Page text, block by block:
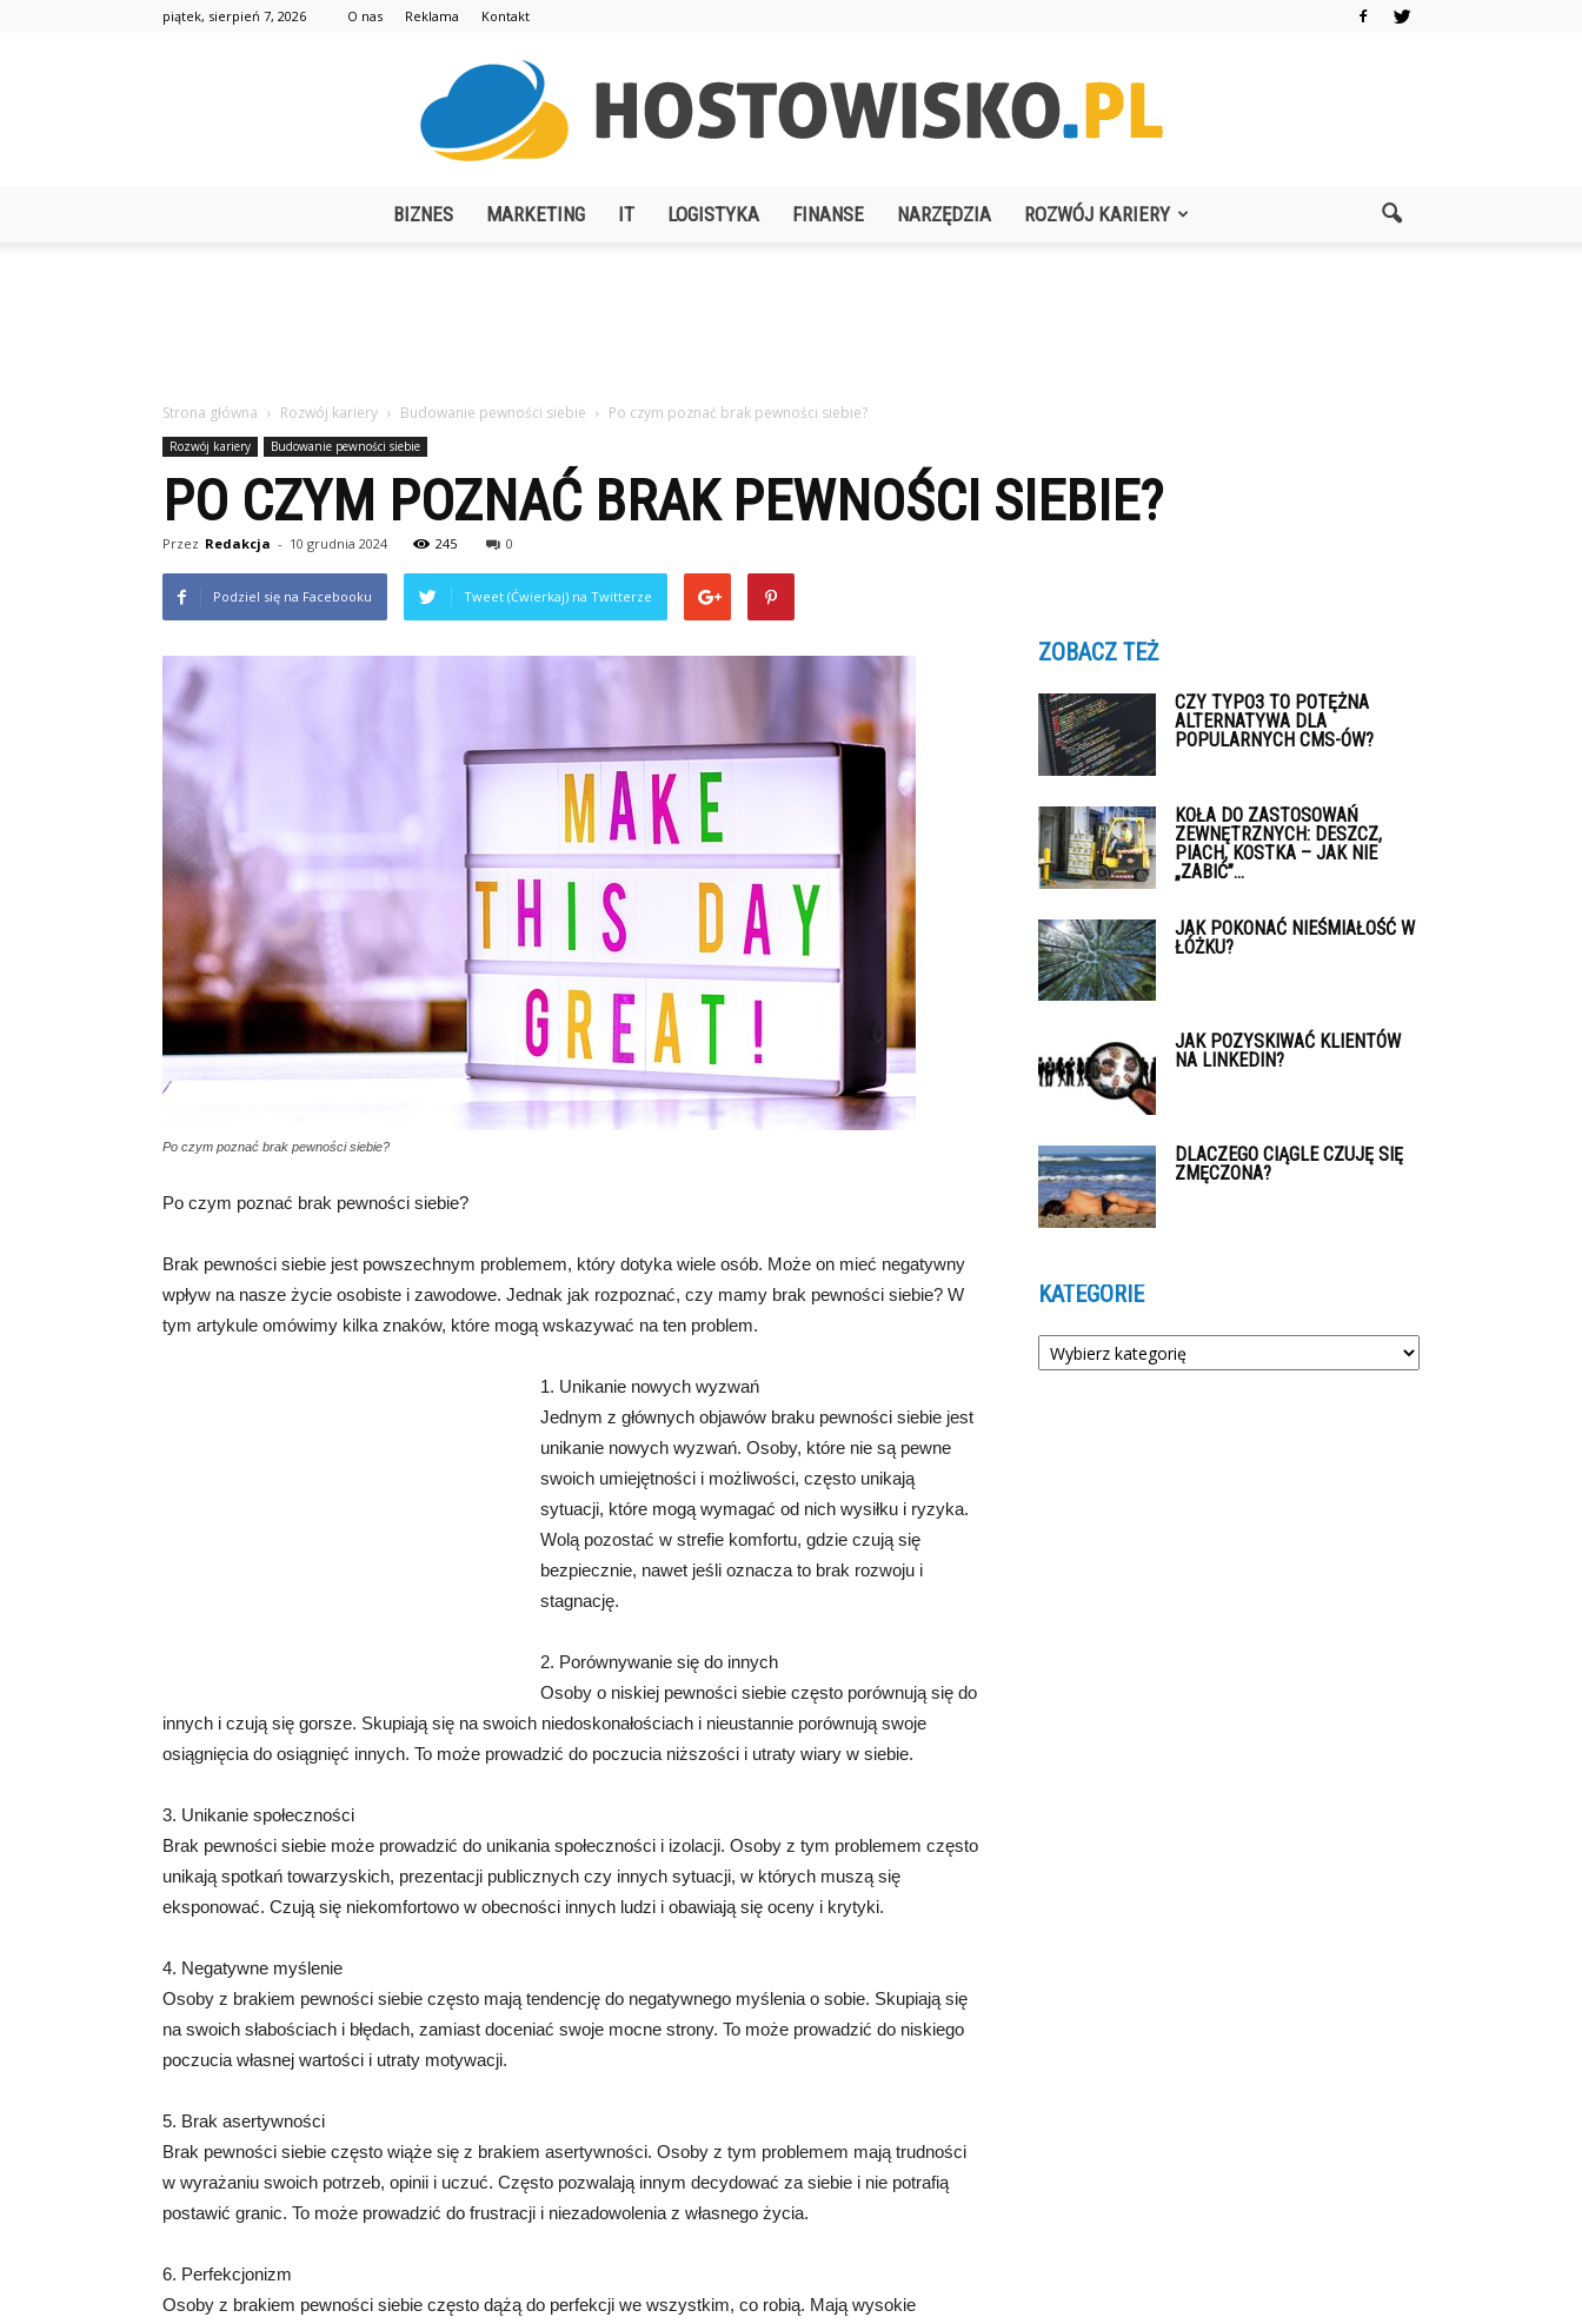
piątek, sierpień 7, 2026 O nas Reklama Kontakt
BIZNES MARKETING IT LOGISTYKA FINANSE NARZĘDZIA ROZWÓJ KARIERY
Strona główna Rozwój kariery Budowanie pewności siebie Po czym poznać brak pewności siebie?
Rozwój kariery Budowanie pewności siebie
PO CZYM POZNAĆ BRAK PEWNOŚCI SIEBIE?
Przez Redakcja - 10 grudnia 2024 245 0
Podziel się na Facebooku Tweet (Ćwierkaj) na Twitterze
Po czym poznać brak pewności siebie?
Po czym poznać brak pewności siebie?
Brak pewności siebie jest powszechnym problemem, który dotyka wiele osób. Może on mieć negatywny
wpływ na nasze życie osobiste i zawodowe. Jednak jak rozpoznać, czy mamy brak pewności siebie? W
tym artykule omówimy kilka znaków, które mogą wskazywać na ten problem.
1. Unikanie nowych wyzwań
Jednym z głównych objawów braku pewności siebie jest
unikanie nowych wyzwań. Osoby, które nie są pewne
swoich umiejętności i możliwości, często unikają
sytuacji, które mogą wymagać od nich wysiłku i ryzyka.
Wolą pozostać w strefie komfortu, gdzie czują się
bezpiecznie, nawet jeśli oznacza to brak rozwoju i
stagnację.
2. Porównywanie się do innych
Osoby o niskiej pewności siebie często porównują się do
innych i czują się gorsze. Skupiają się na swoich niedoskonałościach i nieustannie porównują swoje
osiągnięcia do osiągnięć innych. To może prowadzić do poczucia niższości i utraty wiary w siebie.
3. Unikanie społeczności
Brak pewności siebie może prowadzić do unikania społeczności i izolacji. Osoby z tym problemem często
unikają spotkań towarzyskich, prezentacji publicznych czy innych sytuacji, w których muszą się
eksponować. Czują się niekomfortowo w obecności innych ludzi i obawiają się oceny i krytyki.
4. Negatywne myślenie
Osoby z brakiem pewności siebie często mają tendencję do negatywnego myślenia o sobie. Skupiają się
na swoich słabościach i błędach, zamiast doceniać swoje mocne strony. To może prowadzić do niskiego
poczucia własnej wartości i utraty motywacji.
5. Brak asertywności
Brak pewności siebie często wiąże się z brakiem asertywności. Osoby z tym problemem mają trudności
w wyrażaniu swoich potrzeb, opinii i uczuć. Często pozwalają innym decydować za siebie i nie potrafią
postawić granic. To może prowadzić do frustracji i niezadowolenia z własnego życia.
6. Perfekcjonizm
Osoby z brakiem pewności siebie często dążą do perfekcji we wszystkim, co robią. Mają wysokie
ZOBACZ TEŻ
CZY TYPO3 TO POTĘŻNA
ALTERNATYWA DLA
POPULARNYCH CMS-ÓW?
KOŁA DO ZASTOSOWAŃ
ZEWNĘTRZNYCH: DESZCZ,
PIACH, KOSTKA – JAK NIE
„ZABIĆ”...
JAK POKONAĆ NIEŚMIAŁOŚĆ W
ŁÓŻKU?
JAK POZYSKIWAĆ KLIENTÓW
NA LINKEDIN?
DLACZEGO CIĄGLE CZUJĘ SIĘ
ZMĘCZONA?
KATEGORIE
Kategorie